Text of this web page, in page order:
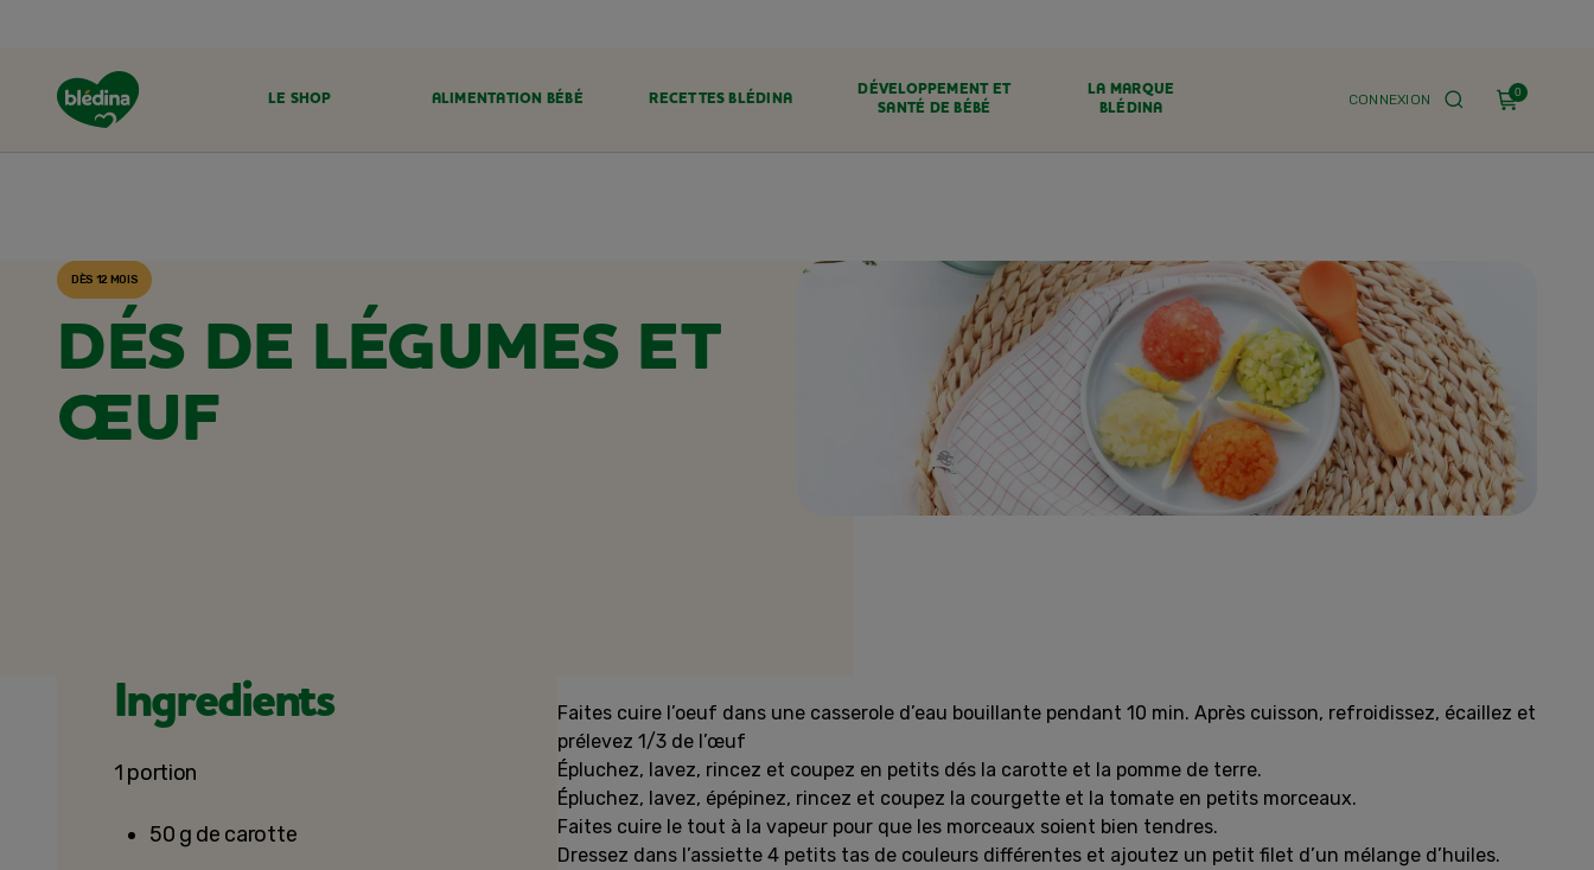
CONNEXION 0
LE SHOP ALIMENTATION BÉBÉ RECETTES BLÉDINA
DÉVELOPPEMENT ET
SANTÉ DE BÉBÉ
LA MARQUE
BLÉDINA
RECETTES BLÉDINA
DÈS 12 MOIS
DÉS DE LÉGUMES ET
ŒUF
Ingredients
1 portion
50 g de carotte
Faites cuire l’oeuf dans une casserole d’eau bouillante pendant 10 min. Après cuisson, refroidissez, écaillez et
prélevez 1/3 de l’œuf
Épluchez, lavez, rincez et coupez en petits dés la carotte et la pomme de terre.
Épluchez, lavez, épépinez, rincez et coupez la courgette et la tomate en petits morceaux.
Faites cuire le tout à la vapeur pour que les morceaux soient bien tendres.
Dressez dans l’assiette 4 petits tas de couleurs différentes et ajoutez un petit filet d’un mélange d’huiles.